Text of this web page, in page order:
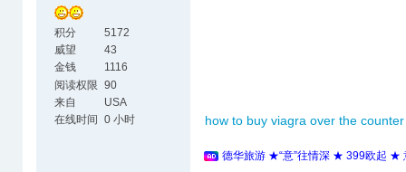
积分
5172
威望
43
金钱
1116
阅读权限 90
来自
USA
在线时间
0 小时 how to buy viagra over the
德华旅游 ★“意”往情深 ★ 399欧起 ★